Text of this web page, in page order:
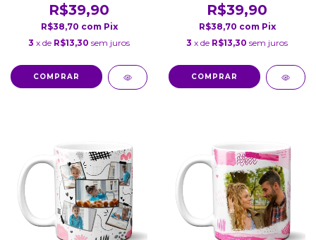
R$39,90
R$38,70 com Pix
3 x de R$13,30 sem juros
COMPRAR
R$39,90
R$38,70 com Pix
3 x de R$13,30 sem juros
COMPRAR